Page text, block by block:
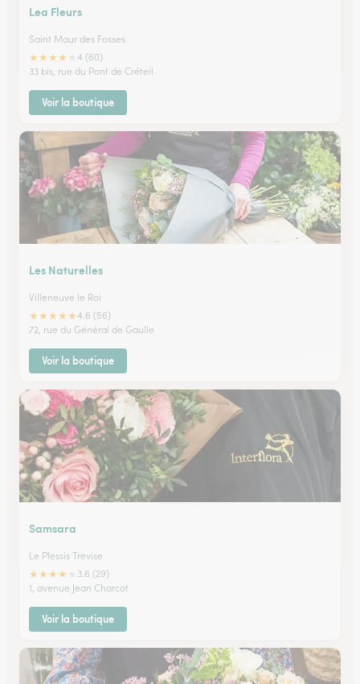
Lea Fleurs
Saint Maur des Fosses
★★★★
4 (60)
33 bis, rue du Pont de Créteil
Voir la boutique
Les Naturelles
Villeneuve le Roi
★★★★★4.6 (56)
72, rue du Général de Gaulle
Voir la boutique
Samsara
Le Plessis Trevise
★★★★
3.6 (29)
1, avenue Jean Charcot
Voir la boutique